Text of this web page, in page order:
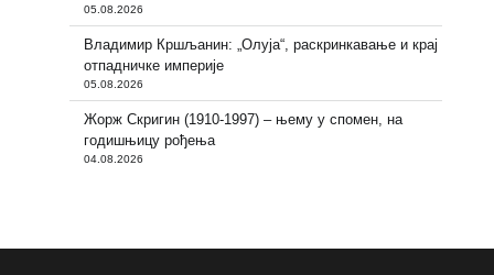
05.08.2026
Владимир Кршљанин: „Олуја“, раскринкавање и крај
отпадничке империје
05.08.2026
Жорж Скригин (1910-1997) – њему у спомен, на
годишњицу рођења
04.08.2026